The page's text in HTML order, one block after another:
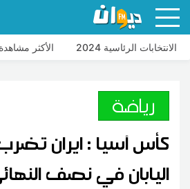
الانتخابات الرئاسية 2024 الأكثر مشاهدة
رياضة
كأس آسيا : ايران
اليابان في نصف